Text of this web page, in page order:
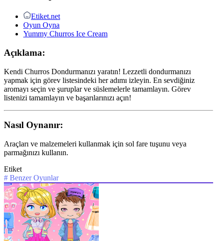
Etiket.net
Oyun Oyna
Yummy Churros Ice Cream
Açıklama:
Kendi Churros Dondurmanızı yaratın! Lezzetli dondurmanızı
yapmak için görev listesindeki her adımı izleyin. En sevdiğiniz
aromayı seçin ve şuruplar ve süslemelerle tamamlayın. Görev
listenizi tamamlayın ve başarılarınızı açın!
Nasıl Oynanır:
Araçları ve malzemeleri kullanmak için sol fare tuşunu veya
parmağınızı kullanın.
Etiket
# Benzer Oyunlar